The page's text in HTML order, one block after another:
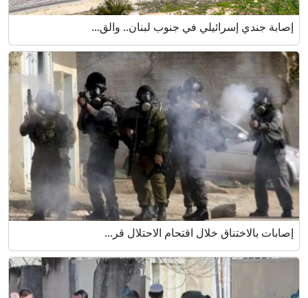
إصابة جندي إسرائيلي في جنوب لبنان.. والق...
إصابات بالاختناق خلال اقتحام الاحتلال قر...